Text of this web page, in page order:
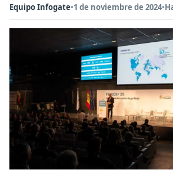
Equipo Infogate•1 de noviembre de 2024•